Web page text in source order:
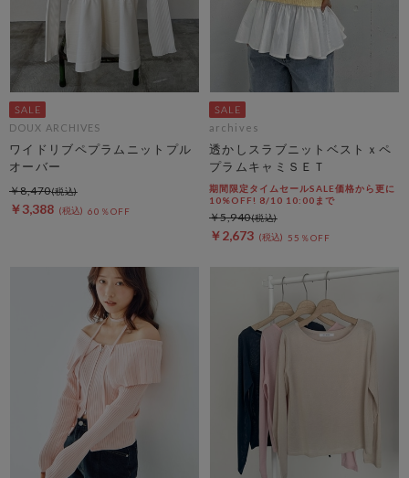
DOUX ARCHIVES
ワイドリブペプラムニットプル
オーバー
￥3,388 60％OFF
￥8,470
archives
透かしスラブニットベストｘペ
プラムキャミＳＥＴ
期間限定タイムセールSALE価格から更に
10%OFF! 8/10 10:00まで
￥2,673 55％OFF
￥5,940